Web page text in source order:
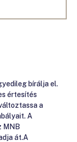
bírálja el.
értesítés
a
A
MNB
át.A